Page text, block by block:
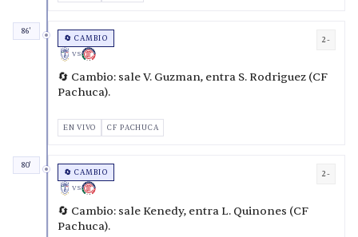
86'
🔄 CAMBIO
VS
2-
🔄 Cambio: sale V. Guzman, entra S. Rodriguez (CF
Pachuca).
EN VIVO CF PACHUCA
80'
🔄 CAMBIO
VS
2-
🔄 Cambio: sale Kenedy, entra L. Quinones (CF
Pachuca).